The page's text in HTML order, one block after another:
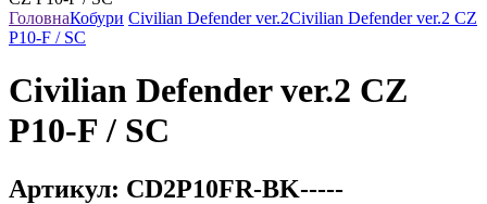
ГоловнаКобури Civilian Defender ver.2Civilian Defender ver.2 CZ
P10-F / SC
Civilian Defender ver.2 CZ
P10-F / SC
Артикул: CD2P10FR-BK-----